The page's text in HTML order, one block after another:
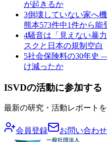
が起きるか
3倒壊していない家へ
熊本573件中1件から能
4騒音は「見えない暴
スクと日本の規制空白
5社会保険料の30年史
け減ったか
ISVDの活動に参加する
最新の研究・活動レポートを
会員登録 お問い合わせ